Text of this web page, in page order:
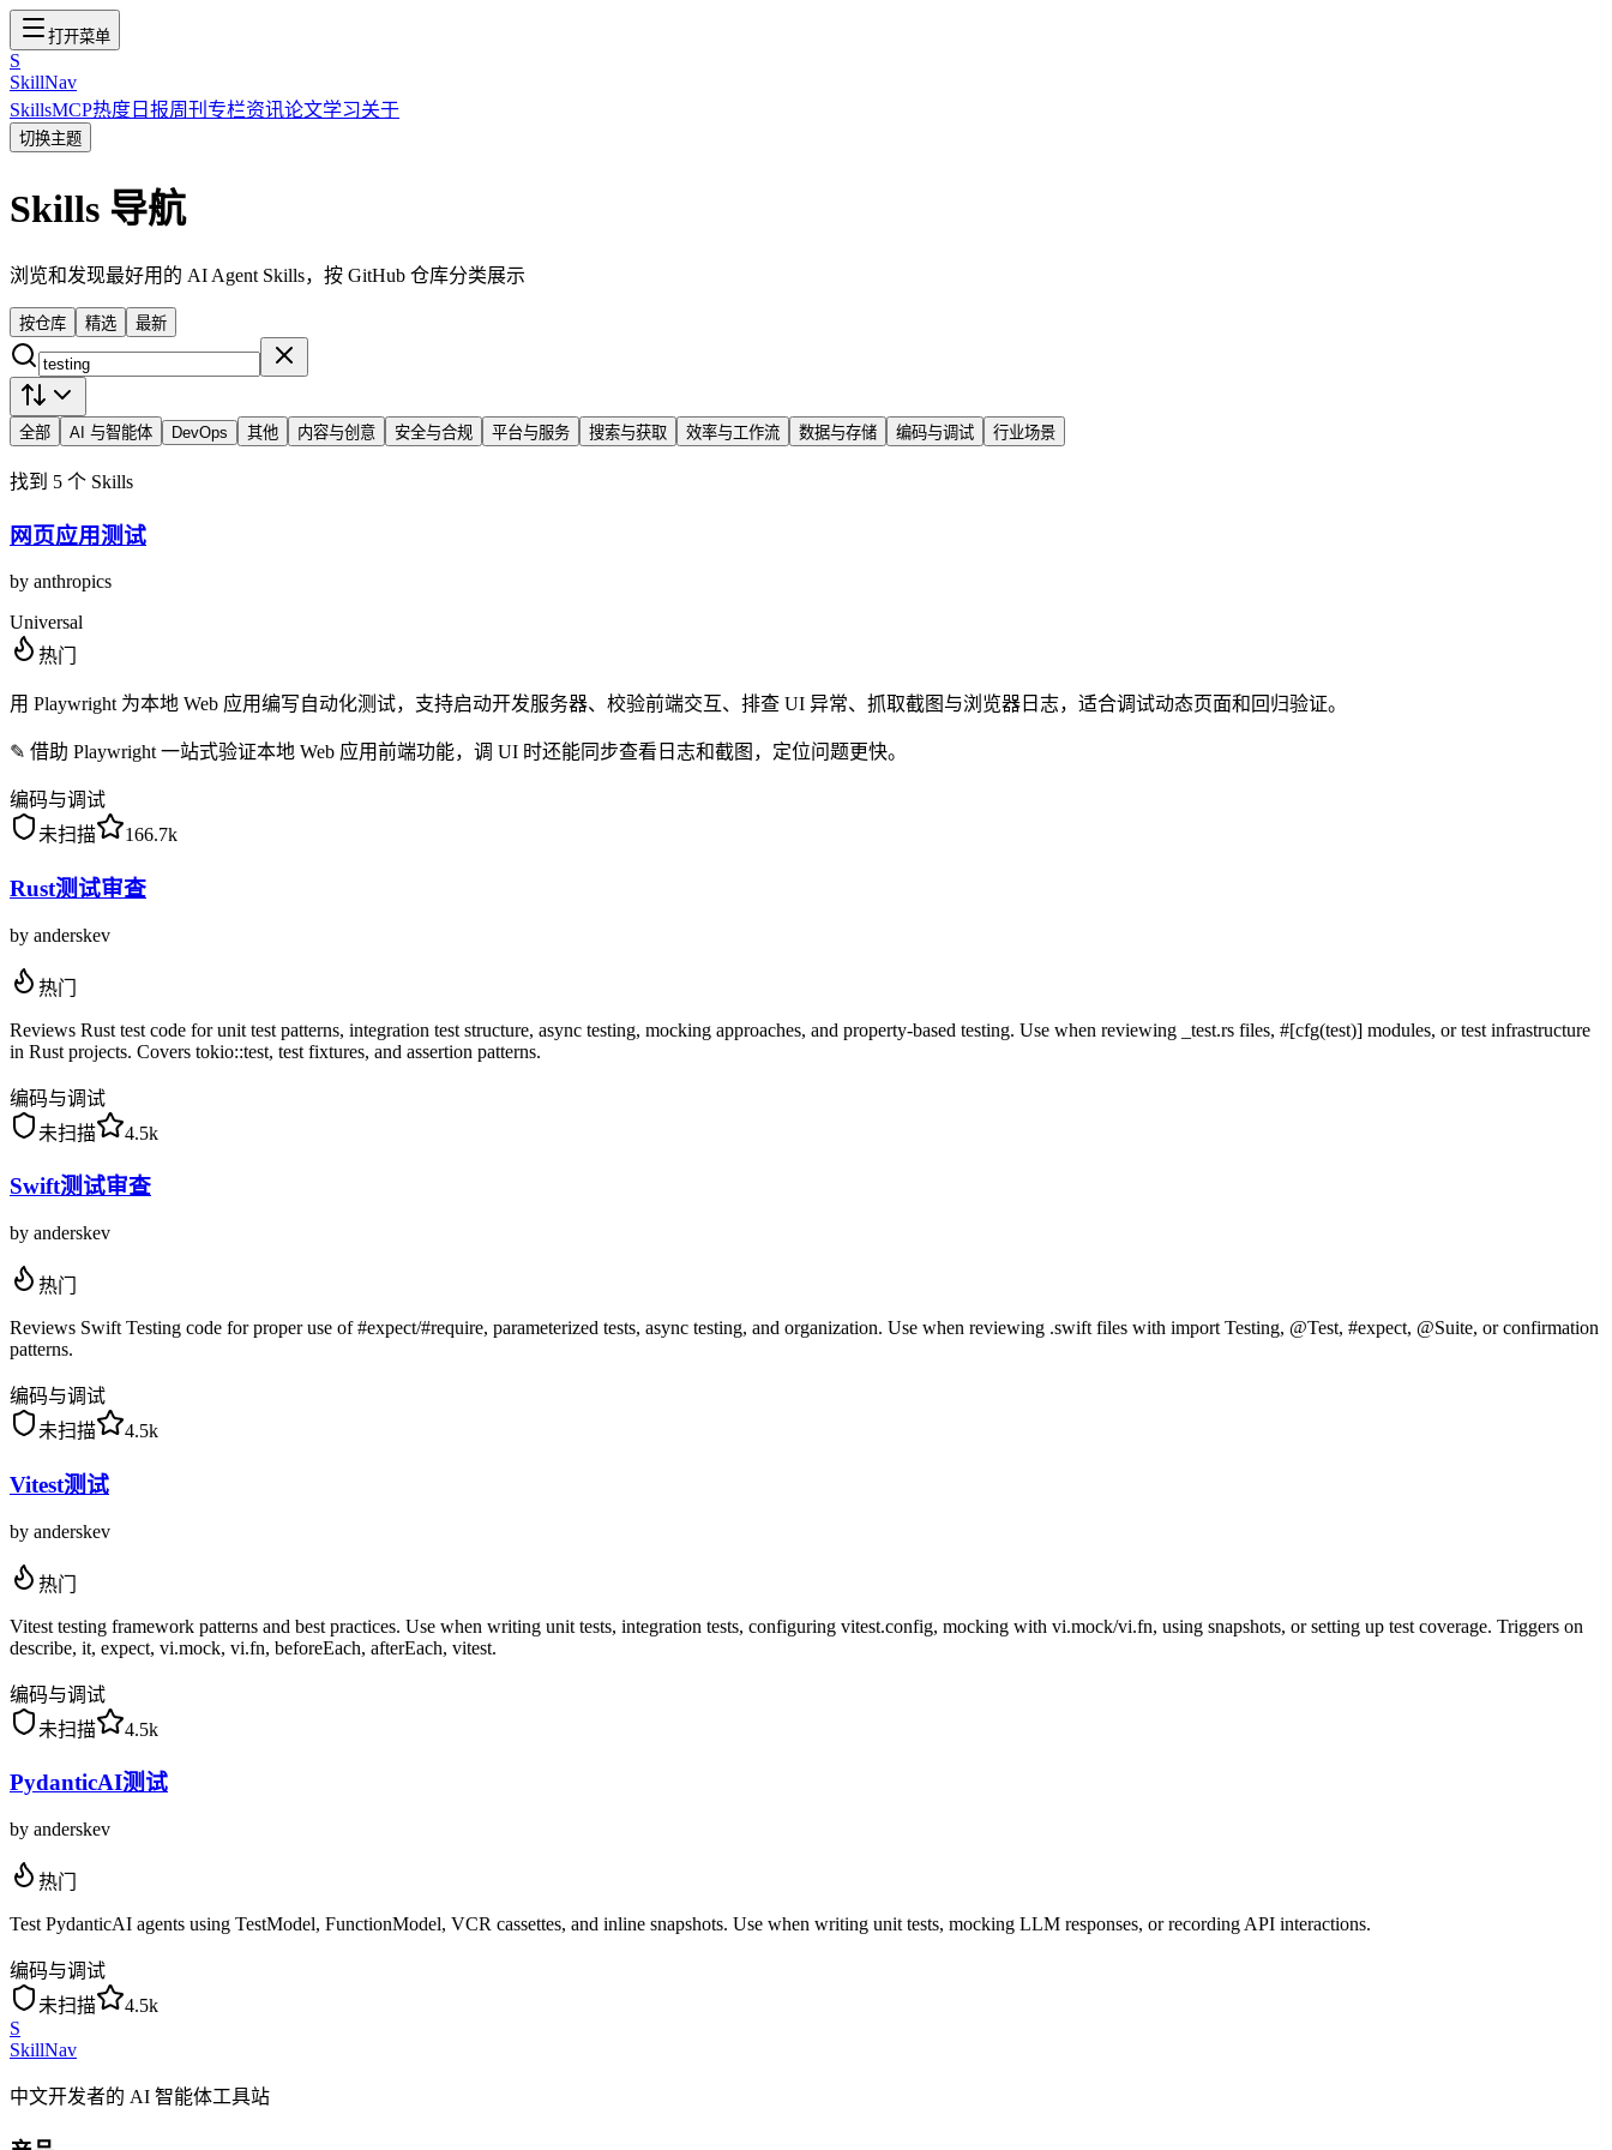
打开菜单
S
SkillNav
SkillsMCP热度 日报周刊 专栏资讯论文学习关于
切换主题
Skills 导航
浏览和发现最好用的 AI Agent Skills，按 GitHub 仓库分类展示
按仓库 精选 最新
全部 AI 与智能体 DevOps 其他 内容与创意 安全与合规 平台与服务 搜索与获取 效率与工作流 数据与存储 编码与调试 行业场景
找到 5 个 Skills
网页应用测试
by anthropics
Universal
热门
用 Playwright 为本地 Web 应用编写自动化测试，支持启动开发服务器、校验前端交互、排查 UI 异常、抓取截图与浏览器日志，适合调试动态页面和回归验证。
✎ 借助 Playwright 一站式验证本地 Web 应用前端功能，调 UI 时还能同步查看日志和截图，定位问题更快。
编码与调试
未扫描
166.7k
Rust测试审查
by anderskev
热门
Reviews Rust test code for unit test patterns, integration test structure, async testing, mocking approaches, and property-based testing. Use when reviewing _test.rs files, #[cfg(test)] modules, or test infrastructure
in Rust projects. Covers tokio::test, test fixtures, and assertion patterns.
编码与调试
未扫描
4.5k
Swift测试审查
by anderskev
热门
Reviews Swift Testing code for proper use of #expect/#require, parameterized tests, async testing, and organization. Use when reviewing .swift files with import Testing, @Test, #expect, @Suite, or confirmation
patterns.
编码与调试
未扫描
4.5k
Vitest测试
by anderskev
热门
Vitest testing framework patterns and best practices. Use when writing unit tests, integration tests, configuring vitest.config, mocking with vi.mock/vi.fn, using snapshots, or setting up test coverage. Triggers on
describe, it, expect, vi.mock, vi.fn, beforeEach, afterEach, vitest.
编码与调试
未扫描
4.5k
PydanticAI测试
by anderskev
热门
Test PydanticAI agents using TestModel, FunctionModel, VCR cassettes, and inline snapshots. Use when writing unit tests, mocking LLM responses, or recording API interactions.
编码与调试
未扫描
4.5k
S
SkillNav
中文开发者的 AI 智能体工具站